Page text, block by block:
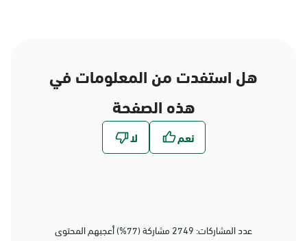
هل استفدت من المعلومات في
هذه الصفحة
عدد المشاركات: 2749 مشاركة (77%) أعجبهم المحتوى